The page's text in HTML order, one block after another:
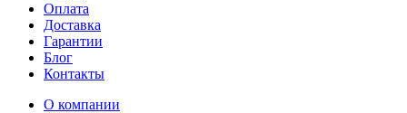
Оплата
Доставка
Гарантии
Блог
Контакты
О компании